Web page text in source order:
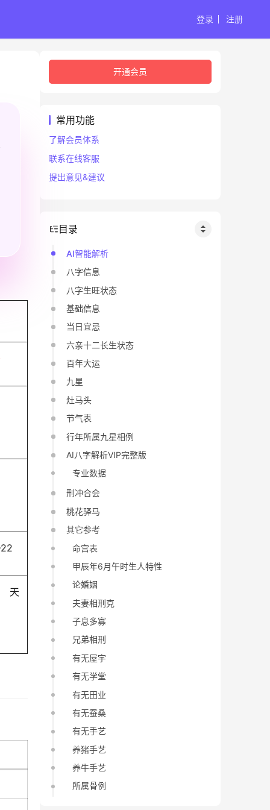
登录 注册
天
开通会员
常用功能
了解会员体系
联系在线客服
提出意见&建议
目录
AI智能解析
八字信息
八字生旺状态
基础信息
当日宜忌
六亲十二长生状态
百年大运
九星
灶马头
节气表
行年所属九星相例
AI八字解析VIP完整版
专业数据
刑冲合会
桃花驿马
其它参考
命宫表
甲辰年6月午时生人特性
论婚姻
夫妻相刑克
子息多寡
兄弟相刑
有无屋宇
有无学堂
有无田业
有无蚕桑
有无手艺
养猪手艺
养牛手艺
所属骨例